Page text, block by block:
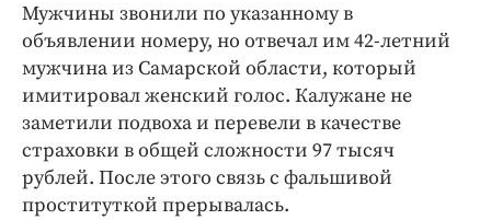
Мужчины звонили по указанному в
объявлении номеру, но отвечал им 42-летний
мужчина из Самарской области, который
имитировал женский голос. Калужане не
заметили подвоха и перевели в качестве
страховки в общей сложности 97 тысяч
рублей. После этого связь с фальшивой
проституткой прерывалась.